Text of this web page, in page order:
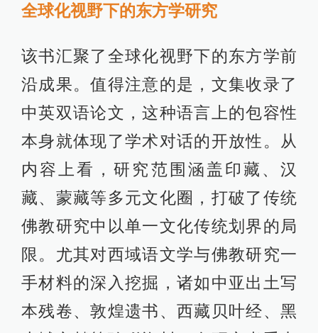
全球化视野下的东方学研究
该书汇聚了全球化视野下的东方学前
沿成果。值得注意的是，文集收录了
中英双语论文，这种语言上的包容性
本身就体现了学术对话的开放性。从
内容上看，研究范围涵盖印藏、汉
藏、蒙藏等多元文化圈，打破了传统
佛教研究中以单一文化传统划界的局
限。尤其对西域语文学与佛教研究一
手材料的深入挖掘，诸如中亚出土写
本残卷、敦煌遗书、西藏贝叶经、黑